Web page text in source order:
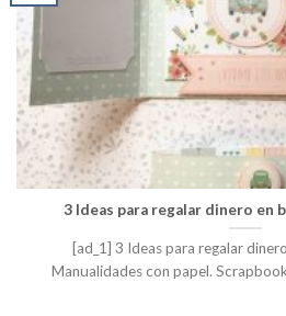
3 Ideas para regalar dinero en
[ad_1] 3 Ideas para regalar
Manualidades con papel.